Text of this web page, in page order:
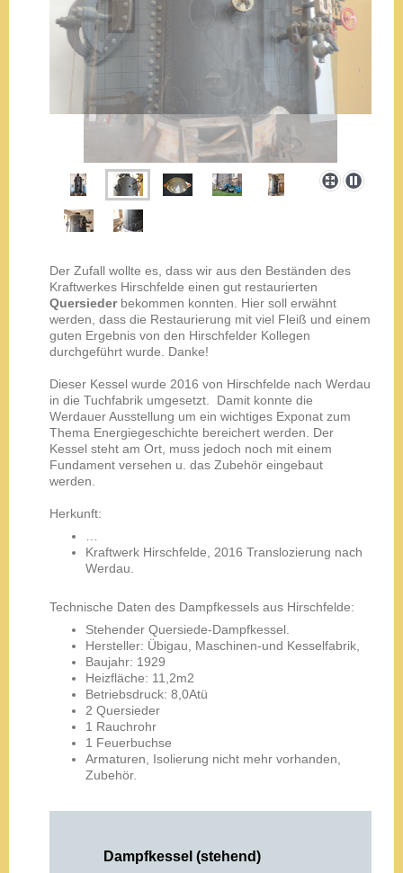
Der Zufall wollte es, dass wir aus den Beständen des
Kraftwerkes Hirschfelde einen gut restaurierten
Quersiederbekommen konnten. Hier soll erwähnt
werden, dass die Restaurierung mit viel Fleiß und einem
guten Ergebnis von den Hirschfelder Kollegen
durchgeführt wurde. Danke!
Dieser Kessel wurde 2016 von Hirschfelde nach Werdau
in die Tuchfabrik umgesetzt. Damit konnte die
Werdauer Ausstellung um ein wichtiges Exponat zum
Thema Energiegeschichte bereichert werden. Der
Kessel steht am Ort, muss jedoch noch mit einem
Fundament versehen u. das Zubehör eingebaut
werden.
Herkunft:
Kraftwerk Hirschfelde, 2016 Translozierung nach
Werdau.
Technische Daten des Dampfkessels aus Hirschfelde:
Stehender Quersiede-Dampfkessel.
Hersteller: Übigau, Maschinen-und Kesselfabrik,
Baujahr: 1929
Heizfläche: 11,2m2
Betriebsdruck: 8,0Atü
2 Quersieder
1 Rauchrohr
1 Feuerbuchse
Armaturen, Isolierung nicht mehr vorhanden,
Zubehör.
Dampfkessel (stehend)